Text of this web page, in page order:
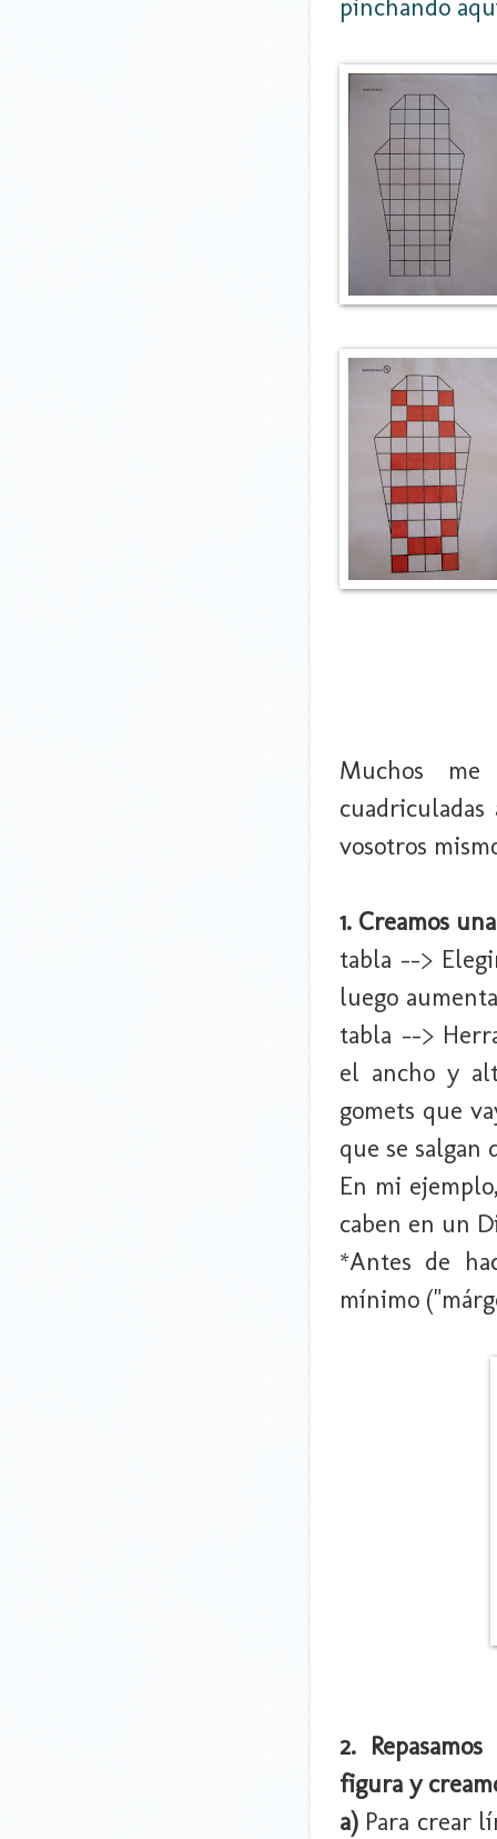
pinchando
Muchos
vosotros
1. Creamos
tabla -->
luego
tabla -->
el ancho y
gomets que
que se salgan
En mi
caben en un
*Antes de
mínimo
2.
figura y
a) Para crear